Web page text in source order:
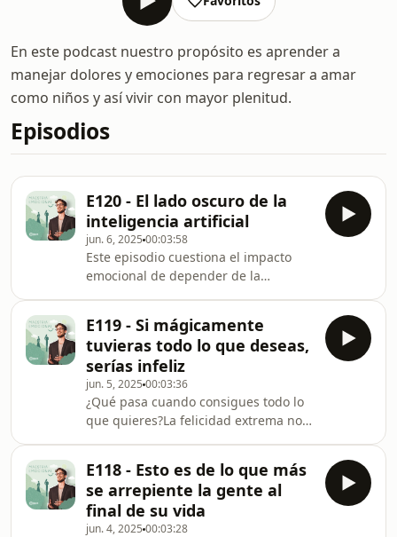
En este podcast nuestro propósito es aprender a
manejar dolores y emociones para regresar a amar
como niños y así vivir con mayor plenitud.
Episodios
E120 - El lado oscuro de la
inteligencia artificial
jun. 6, 2025 00:03:58
Este episodio cuestiona el impacto
emocional de depender de la
esencial.
E119 - Si mágicamente
tuvieras todo lo que deseas,
serías infeliz
jun. 5, 2025 00:03:36
¿Qué pasa cuando consigues todo lo
que quieres?La felicidad extrema no
E118 - Esto es de lo que más
se arrepiente la gente al
final de su vida
jun. 4, 2025 00:03:28